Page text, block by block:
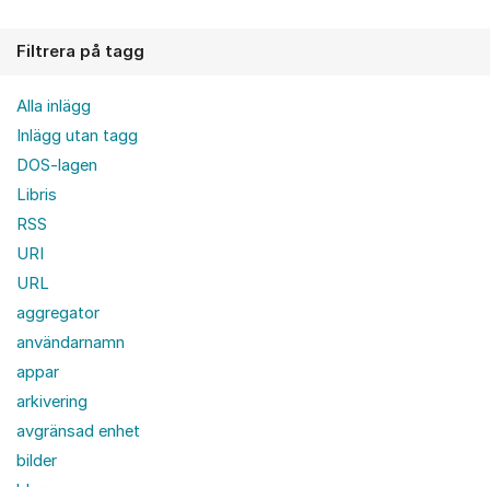
Filtrera på tagg
Alla inlägg
Inlägg utan tagg
DOS-lagen
Libris
RSS
URI
URL
aggregator
användarnamn
appar
arkivering
avgränsad enhet
bilder